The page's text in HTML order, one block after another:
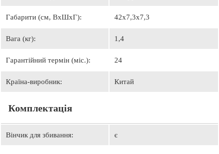
Габарити (см, ВхШхГ): 42х7,3х7,3
Вага (кг): 1,4
Гарантійний термін (міс.): 24
Країна-виробник: Китай
Комплектація
Вінчик для збивання: є